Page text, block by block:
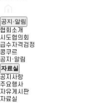
공지·알림
협회소개
시도협의회
급수자격검정
콩쿠르
공지·알림
자료실
공지사항
주요행사
자유게시판
자료실